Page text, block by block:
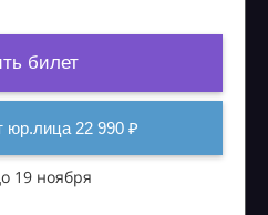
билет
22 990 ₽
19 ноября